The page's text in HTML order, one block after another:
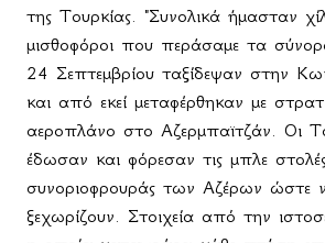
της Τουρκίας. "Συνολικά ήμασταν
μισθοφόροι που περάσαμε τα
24 Σεπτεμβρίου ταξίδεψαν στην
και από εκεί μεταφέρθηκαν με
αεροπλάνο στο Αζερμπαϊτζάν. Οι
έδωσαν και φόρεσαν τις μπλε
συνοριοφρουράς των Αζέρων ώστε
ξεχωρίζουν. Στοιχεία από την